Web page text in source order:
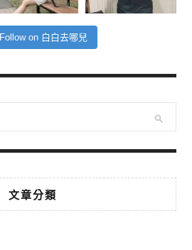
Follow on 白白去哪兒
文章分類